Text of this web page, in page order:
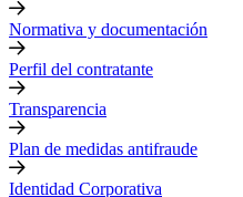
Normativa y documentación
Perfil del contratante
Transparencia
Plan de medidas antifraude
Identidad Corporativa